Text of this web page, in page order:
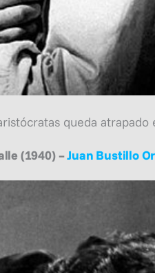
queda
(1940) –Juan Bustillo